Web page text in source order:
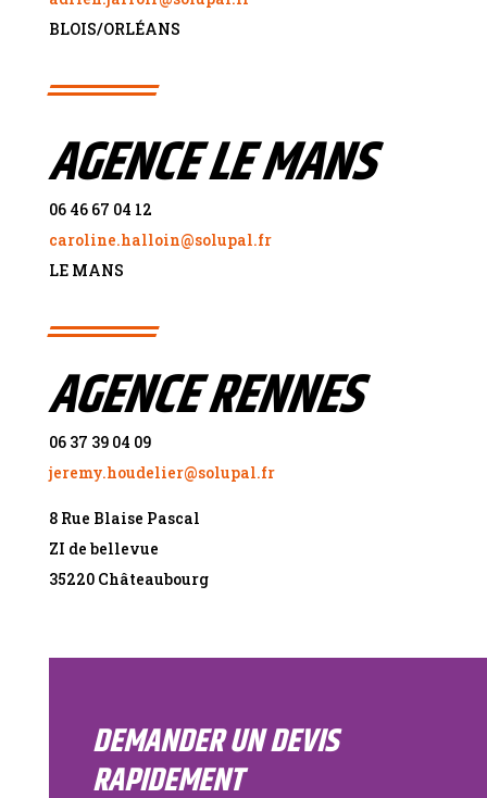
BLOIS/ORLÉANS
AGENCE LE MANS
06 46 67 04 12
caroline.halloin@solupal.fr
LE MANS
AGENCE RENNES
06 37 39 04 09
jeremy.houdelier@solupal.fr
8 Rue Blaise Pascal
ZI de bellevue
35220 Châteaubourg
DEMANDER UN DEVIS
RAPIDEMENT